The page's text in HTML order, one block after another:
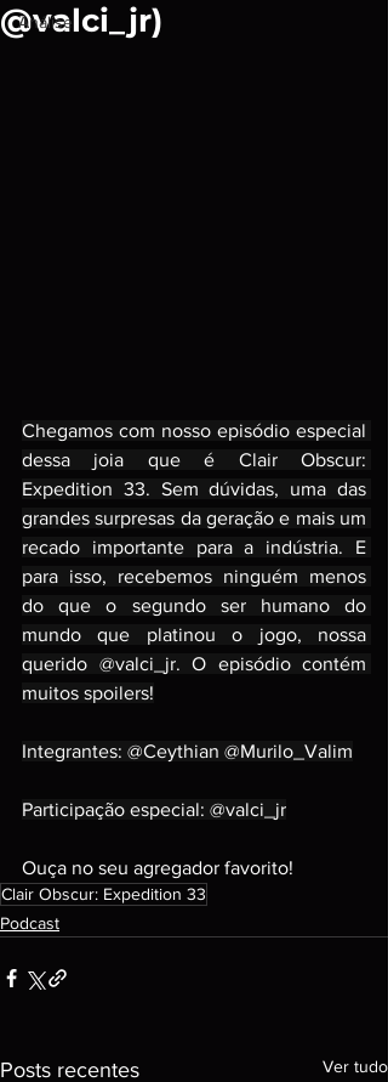
Análise
@valci_jr)
Chegamos com nosso episódio especial
dessa joia que é Clair Obscur:
Expedition 33. Sem dúvidas, uma das
grandes surpresas da geração e mais um
recado importante para a indústria. E
para isso, recebemos ninguém menos
do que o segundo ser humano do
mundo que platinou o jogo, nossa
querido @valci_jr. O episódio contém
muitos spoilers!
Integrantes: @Ceythian @Murilo_Valim
Participação especial: @valci_jr
Ouça no seu agregador favorito!
Clair Obscur: Expedition 33
Podcast
Posts recentes Ver tudo